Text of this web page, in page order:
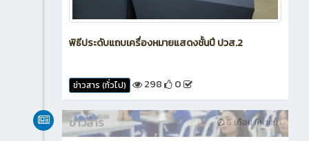
พิธีประดับแถบเครื่องหมายแสดงชั้นปี ปวส.2
ข่าวสาร (ทั่วไป) 298 0
6 เดือน ที่ผ่านมา
ข่าวสาร